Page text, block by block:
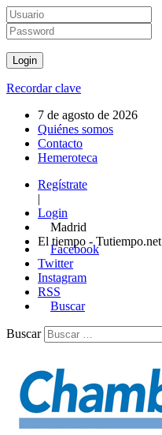
Recordar clave
7 de agosto de 2026
Quiénes somos
Contacto
Hemeroteca
Regístrate
|
Login
Madrid
El tiempo - Tutiempo.net
Facebook
Twitter
Instagram
RSS
Buscar
Buscar